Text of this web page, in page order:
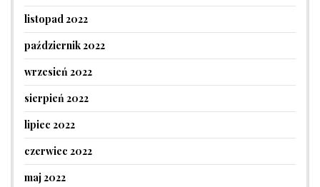
listopad 2022
październik 2022
wrzesień 2022
sierpień 2022
lipiec 2022
czerwiec 2022
maj 2022